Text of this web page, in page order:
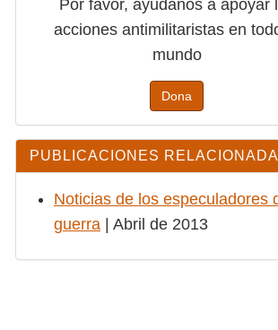
Por favor, ayúdanos a apoyar
acciones antimilitaristas en
mundo
Dona
PUBLICACIONES RELACIONADAS
Noticias de los
la guerra| Abril de 2013